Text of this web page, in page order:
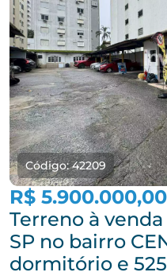
Código: 42209
R$ 5.900.000,00
Terreno à
SP no bairro
dormitório e